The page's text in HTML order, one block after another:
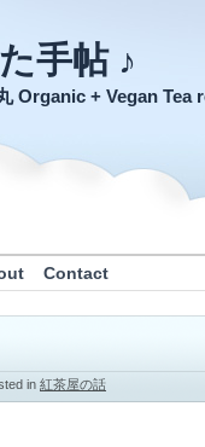
手帖 ♪
Organic + Vegan Tea
Contact
in 紅茶屋の話